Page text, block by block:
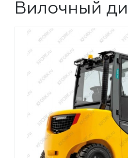
Вилочный